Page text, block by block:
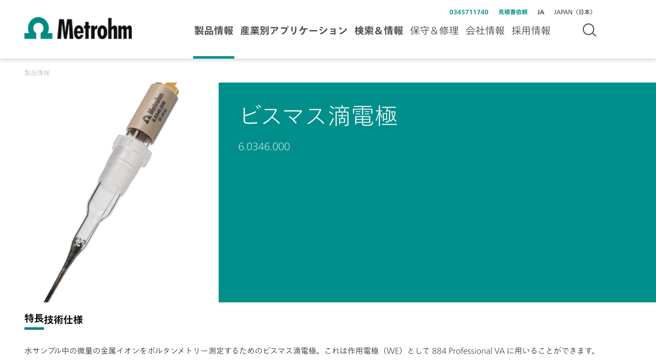
0345711740 見積書依頼 JA JAPAN（日本）
製品情報 産業別アプリケーション 検索＆情報 保守＆修理 会社情報 採用情報
製品情報
ビスマス滴電極
6.0346.000
特長技術仕様
水サンプル中の微量の金属イオンをボルタンメトリー測定するためのビスマス滴電極。これは作用電極（WE）として 884 Professional VA に用いることができます。